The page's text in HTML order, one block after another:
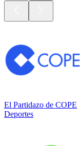
El Partidazo de COPE
Deportes